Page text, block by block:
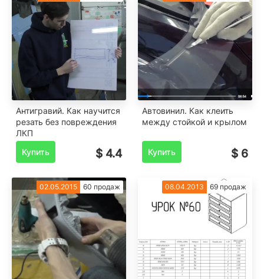
Антигравий. Как научится
резать без повреждения
ЛКП
Купить
$ 4.4
Автовинил. Как клеить
между стойкой и крылом
Купить $ 6
02.05.2015 60 продаж 08.04.2013 69 продаж